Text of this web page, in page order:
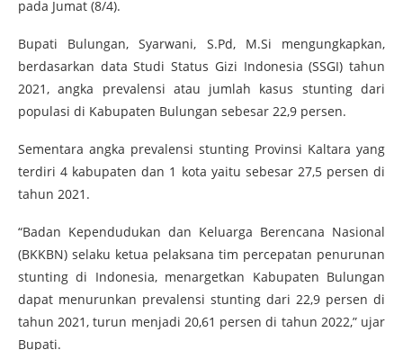
pada Jumat (8/4).
Bupati Bulungan, Syarwani, S.Pd, M.Si mengungkapkan,
berdasarkan data Studi Status Gizi Indonesia (SSGI) tahun
2021, angka prevalensi atau jumlah kasus stunting dari
populasi di Kabupaten Bulungan sebesar 22,9 persen.
Sementara angka prevalensi stunting Provinsi Kaltara yang
terdiri 4 kabupaten dan 1 kota yaitu sebesar 27,5 persen di
tahun 2021.
“Badan Kependudukan dan Keluarga Berencana Nasional
(BKKBN) selaku ketua pelaksana tim percepatan penurunan
stunting di Indonesia, menargetkan Kabupaten Bulungan
dapat menurunkan prevalensi stunting dari 22,9 persen di
tahun 2021, turun menjadi 20,61 persen di tahun 2022,” ujar
Bupati.